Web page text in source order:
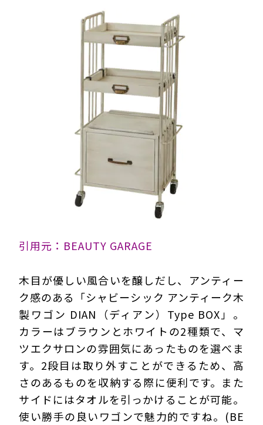
引用元：BEAUTY GARAGE
木目が優しい風合いを醸しだし、アンティー
ク感のある「シャビーシック アンティーク木
製ワゴン DIAN（ディアン）Type BOX」。
カラーはブラウンとホワイトの2種類で、マ
ツエクサロンの雰囲気にあったものを選べま
す。2段目は取り外すことができるため、高
さのあるものを収納する際に便利です。また
サイドにはタオルを引っかけることが可能。
使い勝手の良いワゴンで魅力的ですね。(BE